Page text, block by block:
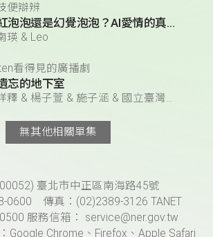
便辯辨
粉紅泡泡還是幻覺泡泡？AI愛情的真假交界
瑛 & Leo
看得見的廣播劇
忘的地下室
謝祥釋 & 楊子萱 & 施子涵 & 國立臺灣藝術大學廣電系 徐進輝老師
無其他相關單集
臺北市中正區南海路45號
0600 傳真：(02)2389-3126 TANET
服務信箱： service@ner.gov.tw
Google Chrome、Firefox、Apple Safari